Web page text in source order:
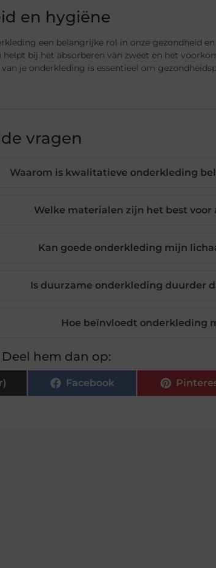
en hygiëne
een belangrijke rol in onze gezondheid
helpt bij het absorberen van zweet en het
je onderkleding is essentieel om
vragen
Waarom is kwalitatieve onderkleding
Welke materialen zijn het best
Kan goede onderkleding mijn
Is duurzame onderkleding duurder
Hoe beïnvloedt onderkleding
hem dan op:
Facebook